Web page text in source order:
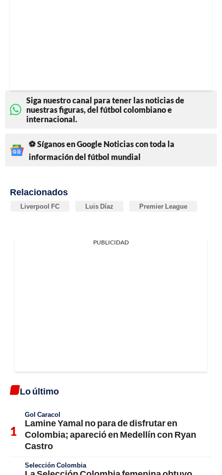
Siga nuestro canal para tener las noticias de
nuestras figuras, del fútbol colombiano e
internacional.
⚽ Síganos en Google Noticias con toda la
información del fútbol mundial
Relacionados
Liverpool FC Luis Díaz Premier League
PUBLICIDAD
Lo último
Gol Caracol
Lamine Yamal no para de disfrutar en
Colombia; apareció en Medellín con Ryan
Castro
Selección Colombia